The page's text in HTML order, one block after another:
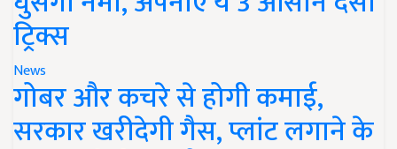
ट्रिक्स
News
गोबर और कचरे से होगी कमाई,
सरकार खरीदेगी गैस, प्लांट लगाने के